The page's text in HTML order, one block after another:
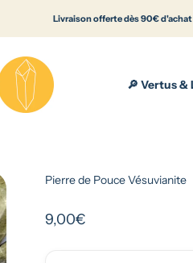
Livraison offerte dès 90€ d'achat
Lithothérapie & pierres naturelles —
🔎 Vertus
Pierre de Pouce Vésuvianite
Prix de vente
9,00€